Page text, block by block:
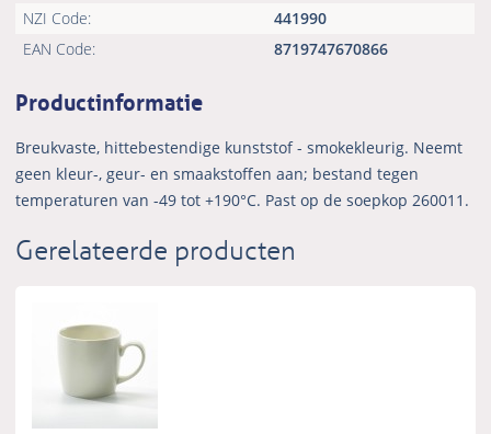
NZI Code:
441990
EAN Code:
8719747670866
Productinformatie
Breukvaste, hittebestendige kunststof - smokekleurig. Neemt
geen kleur-, geur- en smaakstoffen aan; bestand tegen
temperaturen van -49 tot +190°C. Past op de soepkop 260011.
Gerelateerde producten